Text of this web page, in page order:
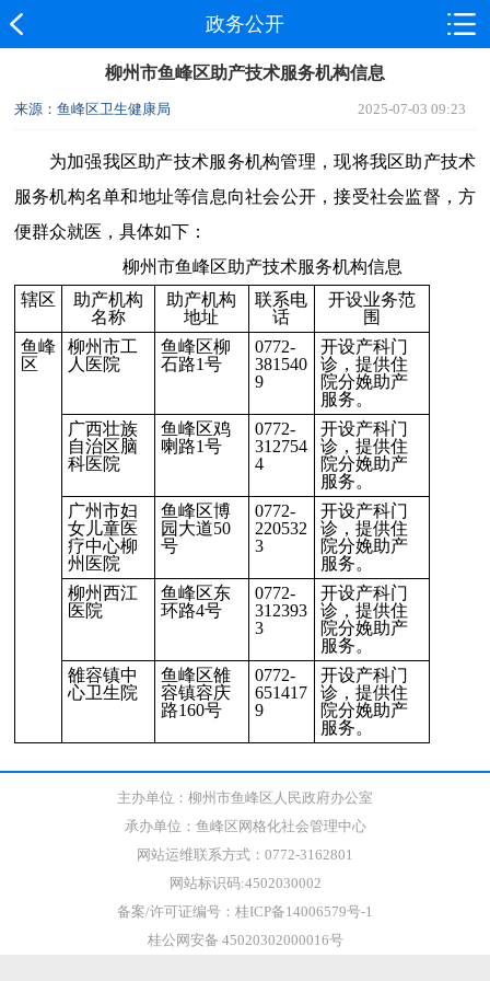
政务公开
柳州市鱼峰区助产技术服务机构信息
来源： ​鱼峰区卫生健康局 2025-07-03 09:23
为加强我区助产技术服务机构管理，现将我区助产技术
服务机构名单和地址等信息向社会公开，接受社会监督，方
便群众就医，具体如下：
柳州市鱼峰区助产技术服务机构信息
辖区
助产机构
名称
助产机构
地址
联系电
话
开设业务范
围
鱼峰
区
柳州市工
人医院
鱼峰区柳
石路1号
0772-
381540
9
开设产科门
诊，提供住
院分娩助产
服务。
广西壮族
自治区脑
科医院
鱼峰区鸡
喇路1号
0772-
312754
4
开设产科门
诊，提供住
院分娩助产
服务。
广州市妇
女儿童医
疗中心柳
州医院
鱼峰区博
园大道50
号
0772-
220532
3
开设产科门
诊，提供住
院分娩助产
服务。
柳州西江
医院
鱼峰区东
环路4号
0772-
312393
3
开设产科门
诊，提供住
院分娩助产
服务。
雒容镇中
心卫生院
鱼峰区雒
容镇容庆
路160号
0772-
651417
9
开设产科门
诊，提供住
院分娩助产
服务。
主办单位：柳州市鱼峰区人民政府办公室
承办单位：鱼峰区网格化社会管理中心
网站运维联系方式：0772-3162801
网站标识码:4502030002
备案/许可证编号：桂ICP备14006579号-1
桂公网安备 45020302000016号